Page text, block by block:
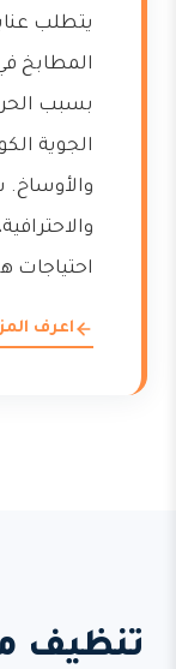
يتطلب
المطابخ
بسبب
الجوية
والأوساخ.
احتياجات
اعرف
تنظيف